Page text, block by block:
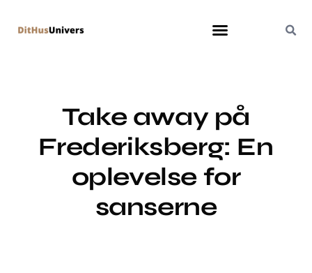
Take away på
Frederiksberg: En
oplevelse for
sanserne